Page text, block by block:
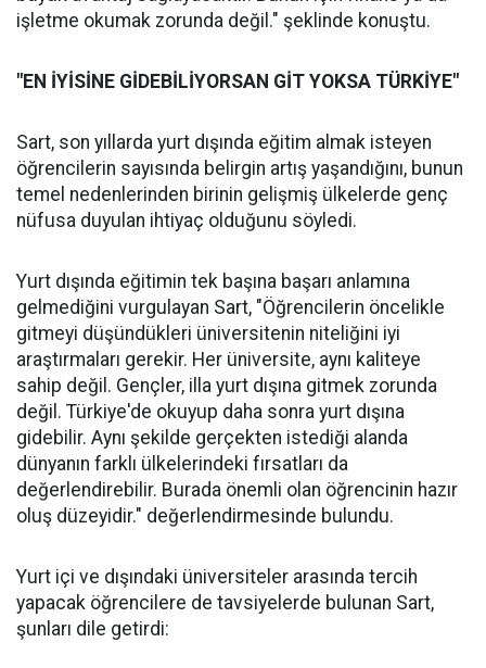
işletme okumak zorunda değil." şeklinde konuştu.
"EN İYİSİNE GİDEBİLİYORSAN GİT YOKSA TÜRKİYE"
Sart, son yıllarda yurt dışında eğitim almak isteyen
öğrencilerin sayısında belirgin artış yaşandığını, bunun
temel nedenlerinden birinin gelişmiş ülkelerde genç
nüfusa duyulan ihtiyaç olduğunu söyledi.
Yurt dışında eğitimin tek başına başarı anlamına
gelmediğini vurgulayan Sart, "Öğrencilerin öncelikle
gitmeyi düşündükleri üniversitenin niteliğini iyi
araştırmaları gerekir. Her üniversite, aynı kaliteye
sahip değil. Gençler, illa yurt dışına gitmek zorunda
değil. Türkiye'de okuyup daha sonra yurt dışına
gidebilir. Aynı şekilde gerçekten istediği alanda
dünyanın farklı ülkelerindeki fırsatları da
değerlendirebilir. Burada önemli olan öğrencinin hazır
oluş düzeyidir." değerlendirmesinde bulundu.
Yurt içi ve dışındaki üniversiteler arasında tercih
yapacak öğrencilere de tavsiyelerde bulunan Sart,
şunları dile getirdi: